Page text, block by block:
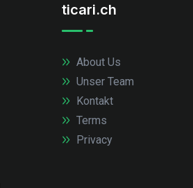
ticari.ch
About Us
Unser Team
Kontakt
Terms
Privacy